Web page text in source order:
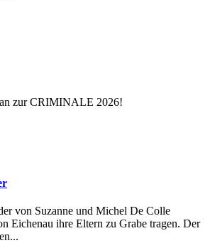
zur CRIMINALE 2026!
von Suzanne und Michel De Colle
Eichenau ihre Eltern zu Grabe tragen. Der